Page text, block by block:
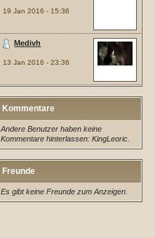
19 Jan 2016 - 15:36
Medivh
13 Jan 2016 - 23:36
Kommentare
Andere Benutzer haben keine
Kommentare hinterlassen: KingLeoric.
Freunde
Es gibt keine Freunde zum Anzeigen.